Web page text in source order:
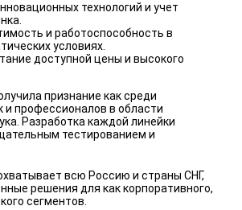
технологий и учет
и работоспособность в
условиях.
доступной цены и высокого
признание как среди
и профессионалов в области
Разработка каждой линейки
тестированием и
всю Россию и страны СНГ,
решения для как корпоративного,
сегментов.